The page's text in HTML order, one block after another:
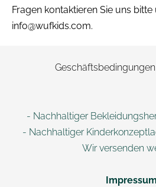
Fragen kontaktieren Sie uns bitte
info@wufkids.com.
Geschäftsbedingungen
- Nachhaltiger
- Nachhaltiger
Wir versenden
Impressum